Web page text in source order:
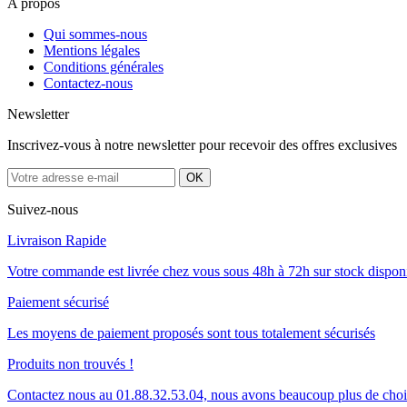
A propos
Qui sommes-nous
Mentions légales
Conditions générales
Contactez-nous
Newsletter
Inscrivez-vous à notre newsletter pour recevoir des offres exclusives
Suivez-nous
Livraison Rapide
Votre commande est livrée chez vous sous 48h à 72h sur stock
Paiement sécurisé
Les moyens de paiement proposés sont tous totalement sécurisés
Produits non trouvés !
Contactez nous au 01.88.32.53.04, nous avons beaucoup plus de